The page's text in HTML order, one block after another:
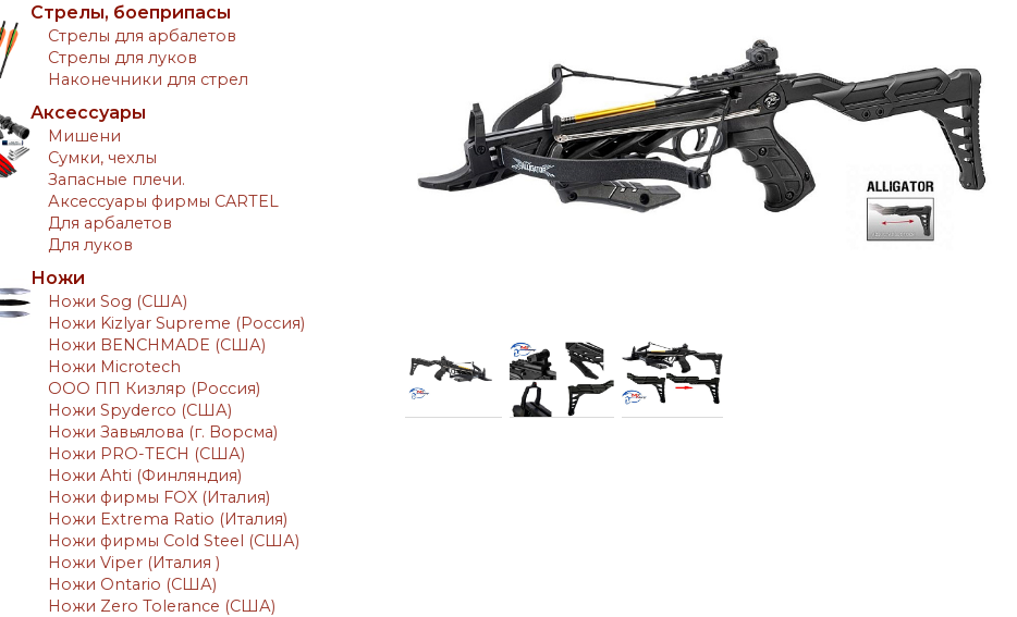
Стрелы, боеприпасы
Стрелы для арбалетов
Стрелы для луков
Наконечники для стрел
Аксессуары
Мишени
Сумки, чехлы
Запасные плечи.
Аксессуары фирмы CARTEL
Для арбалетов
Для луков
Ножи
Ножи Sog (США)
Ножи Kizlyar Supreme (Россия)
Ножи BENCHMADE (США)
Ножи Microtech
ООО ПП Кизляр (Россия)
Ножи Spyderco (США)
Ножи Завьялова (г. Ворсма)
Ножи PRO-TECH (США)
Ножи Ahti (Финляндия)
Ножи фирмы FOX (Италия)
Ножи Extrema Ratio (Италия)
Ножи фирмы Cold Steel (США)
Ножи Viper (Италия )
Ножи Ontario (США)
Ножи Zero Tolerance (США)